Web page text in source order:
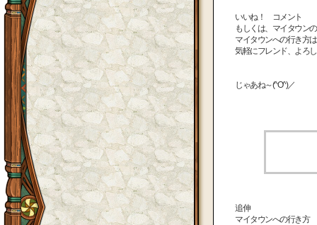
いいね！ コメント
もしくは、マイタウン
マイタウンへの行き方
気軽にフレンド、よろ
じゃあね～(^O^)／
追伸
マイタウンへの行き方